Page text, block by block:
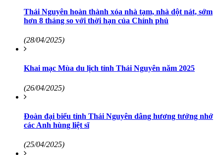
Thái Nguyên hoàn thành xóa nhà tạm, nhà dột nát, sớm
hơn 8 tháng so với thời hạn của Chính phủ
(28/04/2025)
Khai mạc Mùa du lịch tỉnh Thái Nguyên năm 2025
(26/04/2025)
Đoàn đại biểu tỉnh Thái Nguyên dâng hương tưởng nhớ
các Anh hùng liệt sĩ
(25/04/2025)